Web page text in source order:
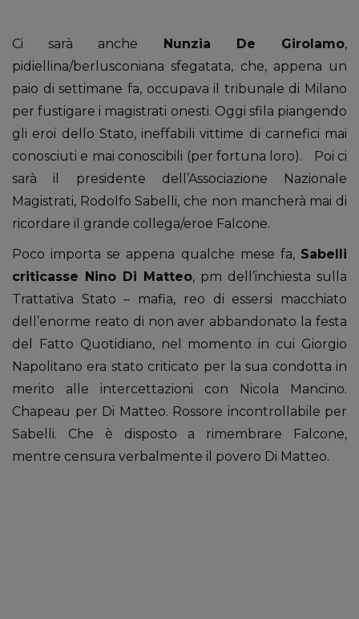
Ci sarà anche Nunzia De Girolamo,
pidiellina/berlusconiana sfegatata, che, appena un
paio di settimane fa, occupava il tribunale di Milano
per fustigare i magistrati onesti. Oggi sfila piangendo
gli eroi dello Stato, ineffabili vittime di carnefici mai
conosciuti e mai conoscibili (per fortuna loro). Poi ci
sarà il presidente dell’Associazione Nazionale
Magistrati, Rodolfo Sabelli, che non mancherà mai di
ricordare il grande collega/eroe Falcone.
Poco importa se appena qualche mese fa, Sabelli
criticasse Nino Di Matteo, pm dell’inchiesta sulla
Trattativa Stato – mafia, reo di essersi macchiato
dell’enorme reato di non aver abbandonato la festa
del Fatto Quotidiano, nel momento in cui Giorgio
Napolitano era stato criticato per la sua condotta in
merito alle intercettazioni con Nicola Mancino.
Chapeau per Di Matteo. Rossore incontrollabile per
Sabelli. Che è disposto a rimembrare Falcone,
mentre censura verbalmente il povero Di Matteo.